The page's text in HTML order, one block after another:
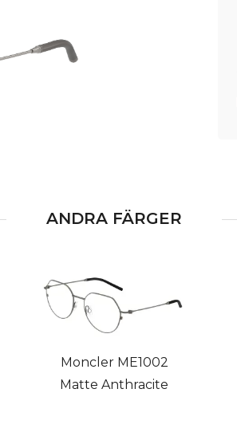
ANDRA FÄRGER
Moncler ME1002
Matte Anthracite